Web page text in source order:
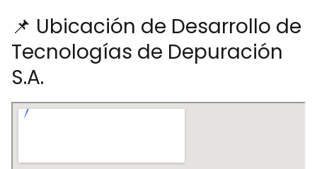
📌 Ubicación de Desarrollo de
Tecnologías de Depuración
S.A.